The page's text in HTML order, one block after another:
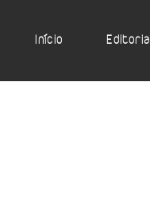
Início Editorial